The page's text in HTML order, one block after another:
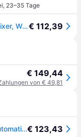
, 23–35 Tage
Moulinex Easy Soup LM841B10, Standmixer, Weiss, Grau€ 112,39
€ 149,44
von € 49,81
Moulinex Easy Soup Standmixer mit 5 automatischen Programmen, doppelwandig, Fassungsvermögen 1,2 l, samtiger Suppenmixer, Warmhaltegerät, Suppengerät, 1000 W, Edelstahl, LM841B10€ 123,43